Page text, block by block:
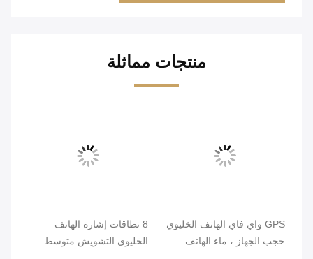
منتجات مماثلة
GPS واي فاي الهاتف الخليوي
حجب الجهاز ، ماء الهاتف
8 نطاقات إشارة الهاتف
الخليوي التشويش متوسط ​​